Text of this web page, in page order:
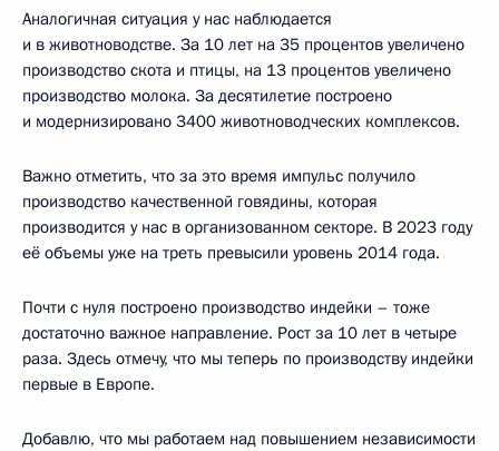
Аналогичная ситуация у нас наблюдается
и в животноводстве. За 10 лет на 35 процентов увеличено
производство скота и птицы, на 13 процентов увеличено
производство молока. За десятилетие построено
и модернизировано 3400 животноводческих комплексов.
Важно отметить, что за это время импульс получило
производство качественной говядины, которая
производится у нас в организованном секторе. В 2023 году
её объемы уже на треть превысили уровень 2014 года.
Почти с нуля построено производство индейки – тоже
достаточно важное направление. Рост за 10 лет в четыре
раза. Здесь отмечу, что мы теперь по производству индейки
первые в Европе.
Добавлю, что мы работаем над повышением независимости